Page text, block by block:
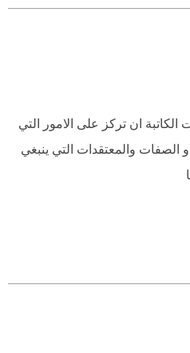
ان تركز على الامور التي
الصفات والمعتقدات التي ينبغي